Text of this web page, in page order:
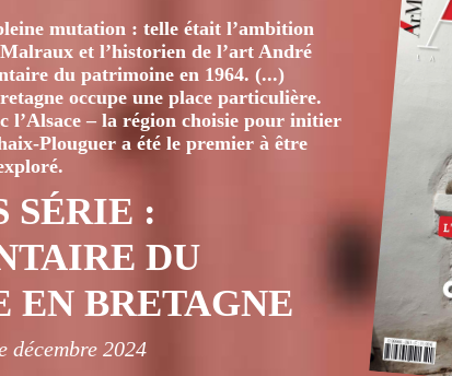
mutation : telle était l’ambition
et l’historien de l’art André
du patrimoine en 1964. (...)
occupe une place particulière.
l’Alsace – la région choisie pour initier
Plouguer a été le premier à être
SÉRIE :
DU
EN BRETAGNE
décembre 2024